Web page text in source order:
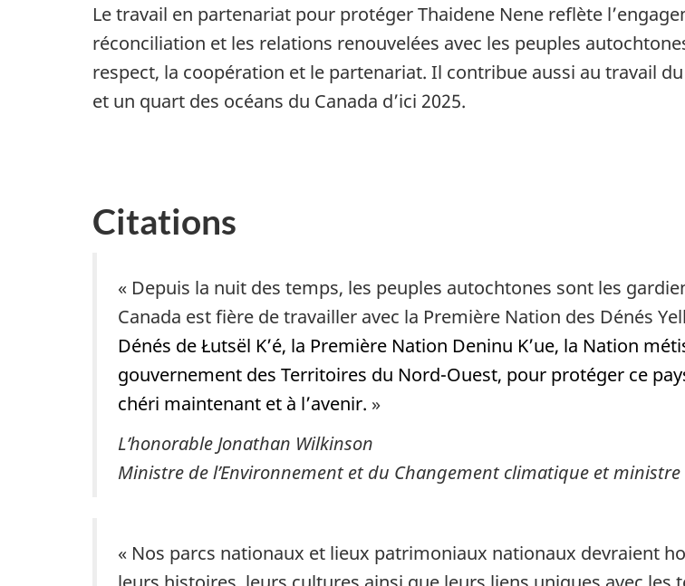
Le travail en partenariat pour protéger Thaidene Nene reflète
réconciliation et les relations renouvelées avec les peuples
respect, la coopération et le partenariat. Il contribue aussi au travail
et un quart des océans du Canada d’ici 2025.
-
Citations
« Depuis la nuit des temps, les peuples autochtones sont les
Canada est fière de travailler avec la Première Nation des Dénés
Dénés de Łutsël K’é, la Première Nation Deninu K’ue, la Nation
gouvernement des Territoires du Nord-Ouest, pour protéger ce
chéri maintenant et à l’avenir. »
L’honorable Jonathan Wilkinson
Ministre de l’Environnement et du Changement climatique et ministre
« Nos parcs nationaux et lieux patrimoniaux nationaux devraient